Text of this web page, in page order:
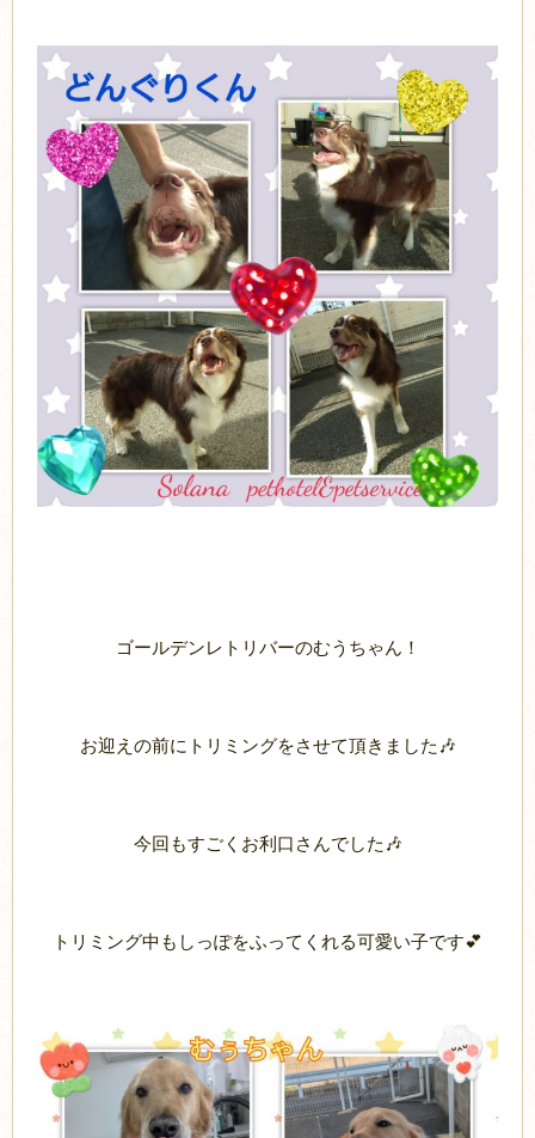
ゴールデンレトリバーのむうちゃん！
お迎えの前にトリミングをさせて頂きました🎶
今回もすごくお利口さんでした🎶
トリミング中もしっぽをふってくれる可愛い子です💕